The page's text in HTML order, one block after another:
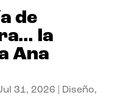
de
la
Ana
31, 2026 Diseño,